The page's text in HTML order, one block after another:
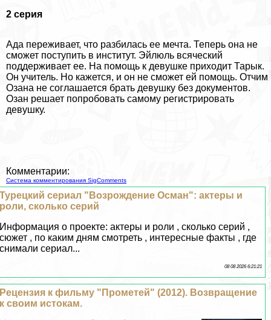
2 серия
Ада переживает, что разбилась ее мечта. Теперь она не
сможет поступить в институт. Эйлюль всяческий
поддерживает ее. На помощь к дeвyшке приходит Тарык.
Он учитель. Но кажется, и он не сможет ей помощь. Отчим
Озана не соглашается брать дeвyшку без документов.
Озан решает попробовать самому регистрировать
дeвyшку.
Комментарии:
Система комментирования SigComments
Турецкий сериал "Возрождение Осман": актеры и
роли, сколько серий
Информация о проекте: актеры и роли , сколько серий ,
сюжет , по каким дням смотреть , интересные факты , где
снимали сериал...
08 08 2026 6:21:21
Рецензия к фильму "Прометей" (2012). Возвращение
к своим истокам.